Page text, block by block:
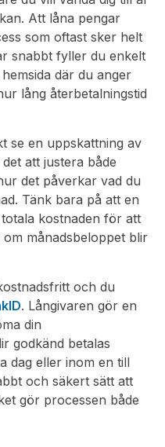
Att låna pengar
som oftast sker helt
snabbt fyller du enkelt
där du anger
lång återbetalningstid
se en uppskattning av
att justera både
det påverkar vad du
Tänk bara på att en
kostnaden för att
månadsbeloppet blir
och du
. Långivaren gör en
din
godkänd betalas
dag eller inom en till
och säkert sätt att
gör processen både